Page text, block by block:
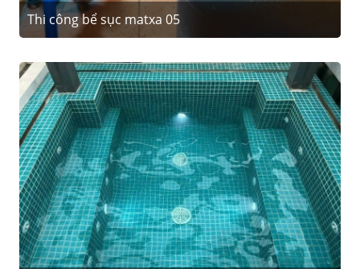
Thi công bể sục matxa 05